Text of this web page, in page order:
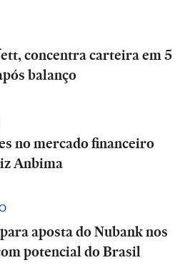
concentra carteira em 5
balanço
no mercado financeiro
Anbima
aposta do Nubank nos
potencial do Brasil